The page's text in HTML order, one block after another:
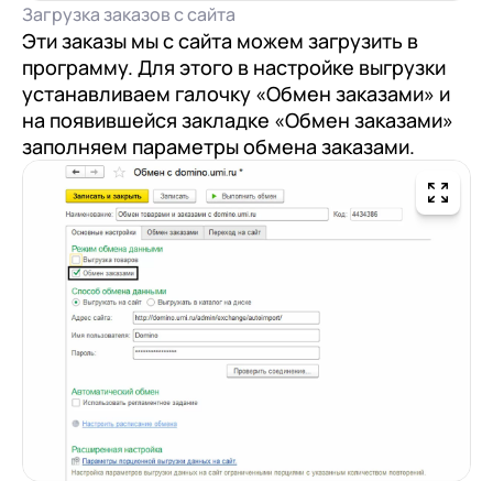
Загрузка заказов с сайта
Эти заказы мы с сайта можем загрузить в
программу. Для этого в настройке выгрузки
устанавливаем галочку «Обмен заказами» и
на появившейся закладке «Обмен заказами»
заполняем параметры обмена заказами.